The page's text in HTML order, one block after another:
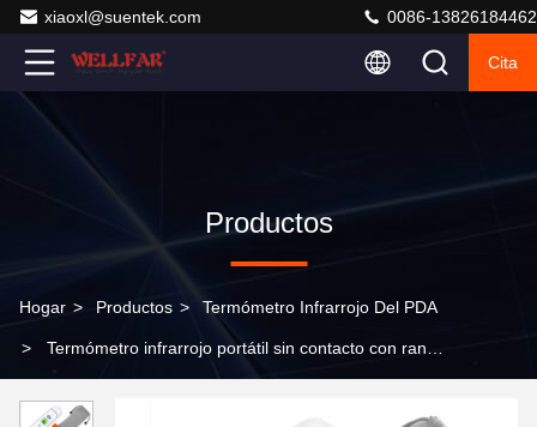
xiaoxl@suentek.com 0086-13826184462
Cita
Productos
Hogar > Productos > Termómetro Infrarrojo Del PDA
> Termómetro infrarrojo portátil sin contacto con rango